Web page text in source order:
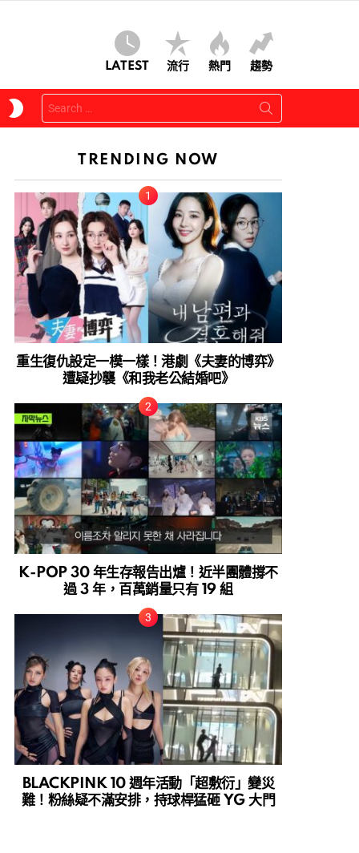
LATEST 流行 熱門 趨勢
SKIN
Search
for:
TRENDING NOW
重生復仇設定一模一樣！港劇《夫妻的博弈》
遭疑抄襲《和我老公結婚吧》
K-POP 30 年生存報告出爐！近半團體撐不
過 3 年，百萬銷量只有 19 組
BLACKPINK 10 週年活動「超敷衍」變災
難！粉絲疑不滿安排，持球桿猛砸 YG 大門